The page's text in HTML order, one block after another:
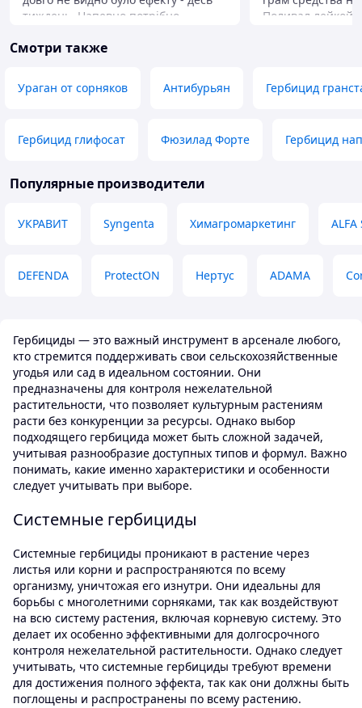
Гербициды — это важный инструмент в арсенале любого,
кто стремится поддерживать свои сельскохозяйственные
угодья или сад в идеальном состоянии. Они
предназначены для контроля нежелательной
растительности, что позволяет культурным растениям
расти без конкуренции за ресурсы. Однако выбор
подходящего гербицида может быть сложной задачей,
учитывая разнообразие доступных типов и формул. Важно
понимать, какие именно характеристики и особенности
следует учитывать при выборе.
Системные гербициды
Системные гербициды проникают в растение через
листья или корни и распространяются по всему
организму, уничтожая его изнутри. Они идеальны для
борьбы с многолетними сорняками, так как воздействуют
на всю систему растения, включая корневую систему. Это
делает их особенно эффективными для долгосрочного
контроля нежелательной растительности. Однако следует
учитывать, что системные гербициды требуют времени
для достижения полного эффекта, так как они должны быть
поглощены и распространены по всему растению.
тиждень. Напевно потрібно
максимальної, але невисока ціна
Елюміс ніколи не вносив більше ніж
1,5 л/га і ефект був видимий на 3-й
Поливал лейкой.
пару лет, просто
поливал месяц
Преимущества
Как оно работает
Смотри также
Ураган от сорняков Антибурьян Гербицид
Гербицид глифосат Фюзилад Форте Гербицид
Популярные производители
УКРАВИТ Syngenta Химагромаркетинг
DEFENDA ProtectON Нертус ADAMA